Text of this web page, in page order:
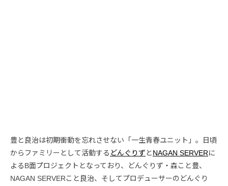
豊と良治は初期衝動を忘れさせない「一生青春ユニット」。日頃
からファミリーとして活動する どんぐりず とNAGAN SERVERに
よるB面プロジェクトとなっており、どんぐりず・森こと豊、
NAGAN SERVERこと良治、そしてプロデューサーのどんぐり